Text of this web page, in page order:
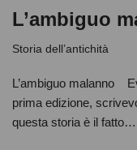
L’ambiguo
Storia dell’antichità
L’ambiguo malanno
prima edizione,
questa storia è il fatto…